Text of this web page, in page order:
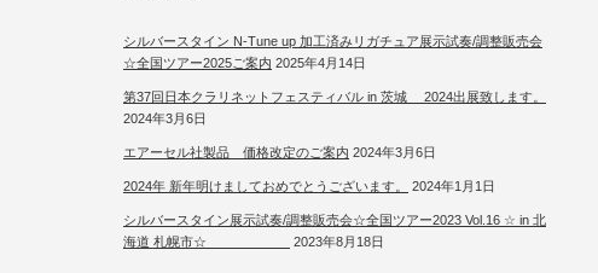
シルバースタイン N-Tune up 加工済みリガチュア展示試奏/調整販売会
☆全国ツアー2025ご案内 2025年4月14日
第37回日本クラリネットフェスティバル in 茨城 2024出展致します。
2024年3月6日
エアーセル社製品 価格改定のご案内 2024年3月6日
2024年 新年明けましておめでとうございます。 2024年1月1日
シルバースタイン展示試奏/調整販売会☆全国ツアー2023 Vol.16 ☆ in 北
海道 札幌市☆
2023年8月18日